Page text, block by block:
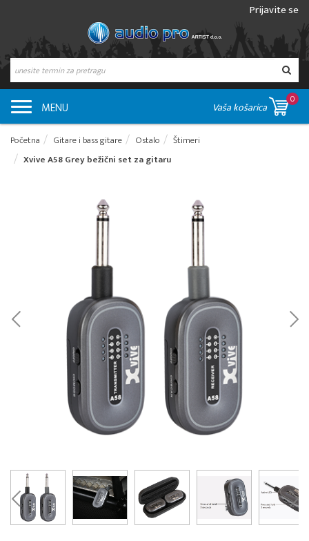
Prijavite se
MENU Vaša košarica
0
Početna Gitare i bass gitare Ostalo
Štimeri
Xvive A58 Grey bežični set za gitaru